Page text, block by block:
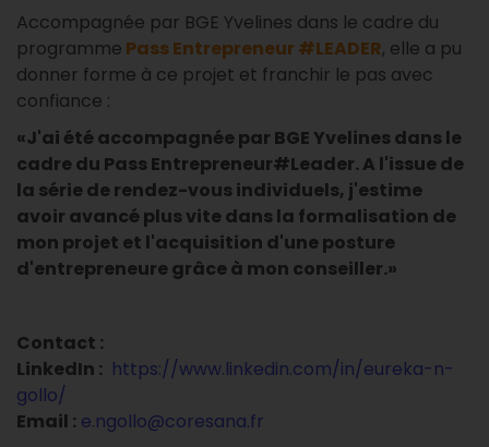
Accompagnée par BGE Yvelines dans le cadre du
programme Pass Entrepreneur #LEADER, elle a pu
donner forme à ce projet et franchir le pas avec
confiance :
«J'ai été accompagnée par BGE Yvelines dans le
cadre du Pass Entrepreneur#Leader. A l'issue de
la série de rendez-vous individuels, j'estime
avoir avancé plus vite dans la formalisation de
mon projet et l'acquisition d'une posture
d'entrepreneure grâce à mon conseiller.»
Contact :
LinkedIn : https://www.linkedin.com/in/eureka-n-
gollo/
Email : e.ngollo@coresana.fr